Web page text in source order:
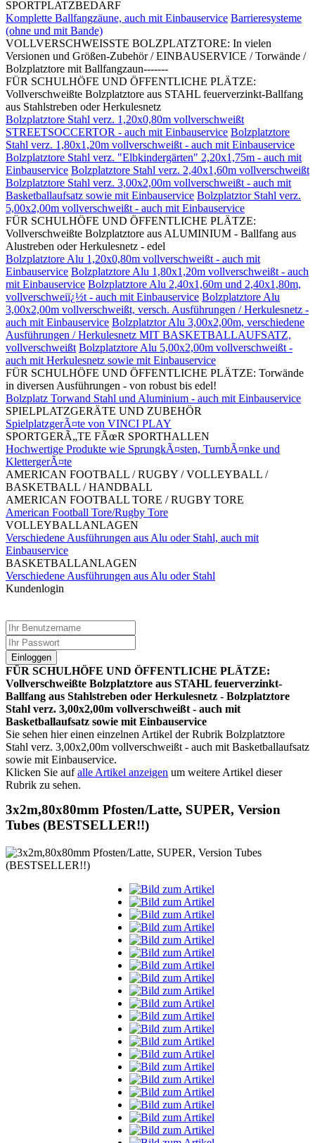
SPORTPLATZBEDARF
Komplette Ballfangzäune, auch mit Einbauservice Barrieresysteme
(ohne und mit Bande)
VOLLVERSCHWEISSTE BOLZPLATZTORE: In vielen
Versionen und Größen-Zubehör / EINBAUSERVICE / Torwände /
Bolzplatztore mit Ballfangzaun-------
FÜR SCHULHÖFE UND ÖFFENTLICHE PLÄTZE:
Vollverschweißte Bolzplatztore aus STAHL feuerverzinkt-Ballfang
aus Stahlstreben oder Herkulesnetz
Bolzplatztore Stahl verz. 1,20x0,80m vollverschweißt
STREETSOCCERTOR - auch mit Einbauservice Bolzplatztore
Stahl verz. 1,80x1,20m vollverschweißt - auch mit Einbauservice
Bolzplatztore Stahl verz. "Elbkindergärten" 2,20x1,75m - auch mit
Einbauservice Bolzplatztore Stahl verz. 2,40x1,60m vollverschweißt
Bolzplatztore Stahl verz. 3,00x2,00m vollverschweißt - auch mit
Basketballaufsatz sowie mit Einbauservice Bolzplatztor Stahl verz.
5,00x2,00m vollverschweißt - auch mit Einbauservice
FÜR SCHULHÖFE UND ÖFFENTLICHE PLÄTZE:
Vollverschweißte Bolzplatztore aus ALUMINIUM - Ballfang aus
Alustreben oder Herkulesnetz - edel
Bolzplatztore Alu 1,20x0,80m vollverschweißt - auch mit
Einbauservice Bolzplatztore Alu 1,80x1,20m vollverschweißt - auch
mit Einbauservice Bolzplatztore Alu 2,40x1,60m und 2,40x1,80m,
vollverschweiï¿½t - auch mit Einbauservice Bolzplatztore Alu
3,00x2,00m vollverschweißt, versch. Ausführungen / Herkulesnetz -
auch mit Einbauservice Bolzplatztor Alu 3,00x2,00m, verschiedene
Ausführungen / Herkulesnetz MIT BASKETBALLAUFSATZ,
vollverschweißt Bolzplatztore Alu 5,00x2,00m vollverschweißt -
auch mit Herkulesnetz sowie mit Einbauservice
FÜR SCHULHÖFE UND ÖFFENTLICHE PLÄTZE: Torwände
in diversen Ausführungen - von robust bis edel!
Bolzplatz Torwand Stahl und Aluminium - auch mit Einbauservice
SPIELPLATZGERÄTE UND ZUBEHÖR
SpielplatzgerÃ¤te von VINCI PLAY
SPORTGERÃ„TE FÃœR SPORTHALLEN
Hochwertige Produkte wie SprungkÃ¤sten, TurnbÃ¤nke und
KlettergerÃ¤te
AMERICAN FOOTBALL / RUGBY / VOLLEYBALL /
BASKETBALL / HANDBALL
AMERICAN FOOTBALL TORE / RUGBY TORE
American Football Tore/Rugby Tore
VOLLEYBALLANLAGEN
Verschiedene Ausführungen aus Alu oder Stahl, auch mit
Einbauservice
BASKETBALLANLAGEN
Verschiedene Ausführungen aus Alu oder Stahl
Kundenlogin
Einloggen
FÜR SCHULHÖFE UND ÖFFENTLICHE PLÄTZE:
Vollverschweißte Bolzplatztore aus STAHL feuerverzinkt-
Ballfang aus Stahlstreben oder Herkulesnetz - Bolzplatztore
Stahl verz. 3,00x2,00m vollverschweißt - auch mit
Basketballaufsatz sowie mit Einbauservice
Sie sehen hier einen einzelnen Artikel der Rubrik Bolzplatztore
Stahl verz. 3,00x2,00m vollverschweißt - auch mit Basketballaufsatz
sowie mit Einbauservice.
Klicken Sie aufalle Artikel anzeigen um weitere Artikel dieser
Rubrik zu sehen.
3x2m,80x80mm Pfosten/Latte, SUPER, Version
Tubes (BESTSELLER!!)